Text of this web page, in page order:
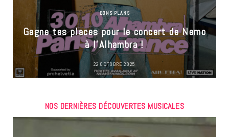
BONS PLANS
Gagne tes places pour le concert de Nemo
à l’Alhambra !
22 OCTOBRE 2025
NOS DERNIÈRES DÉCOUVERTES MUSICALES